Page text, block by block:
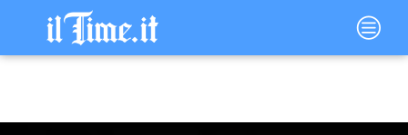
contenuto
Main
Menu